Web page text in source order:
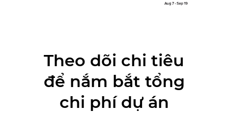
Theo dõi chi tiêu
để nắm bắt tổng
chi phí dự án